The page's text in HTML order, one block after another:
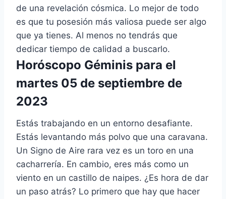
de una revelación cósmica. Lo mejor de todo
es que tu posesión más valiosa puede ser algo
que ya tienes. Al menos no tendrás que
dedicar tiempo de calidad a buscarlo.
Horóscopo Géminis para el
martes 05 de septiembre de
2023
Estás trabajando en un entorno desafiante.
Estás levantando más polvo que una caravana.
Un Signo de Aire rara vez es un toro en una
cacharrería. En cambio, eres más como un
viento en un castillo de naipes. ¿Es hora de dar
un paso atrás? Lo primero que hay que hacer